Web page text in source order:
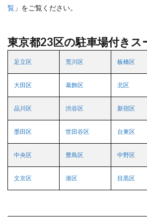
覧 」をご覧ください。
東京都23区の駐車場付きス
足立区 荒川区 板橋区
大田区 葛飾区 北区
品川区 渋谷区 新宿区
墨田区 世田谷区 台東区
中央区 豊島区 中野区
文京区 港区 目黒区